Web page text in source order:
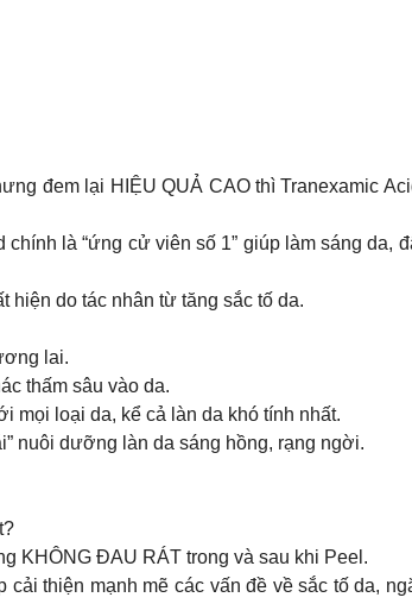
đem lại HIỆU QUẢ CAO thì Tranexamic
là “ứng cử viên số 1” giúp làm sáng da,
hiện do tác nhân từ tăng sắc tố da.
lai.
thấm sâu vào da.
mọi loại da, kể cả làn da khó tính nhất.
nuôi dưỡng làn da sáng hồng, rạng ngời.
KHÔNG ĐAU RÁT trong và sau khi Peel.
thiện mạnh mẽ các vấn đề về sắc tố da,